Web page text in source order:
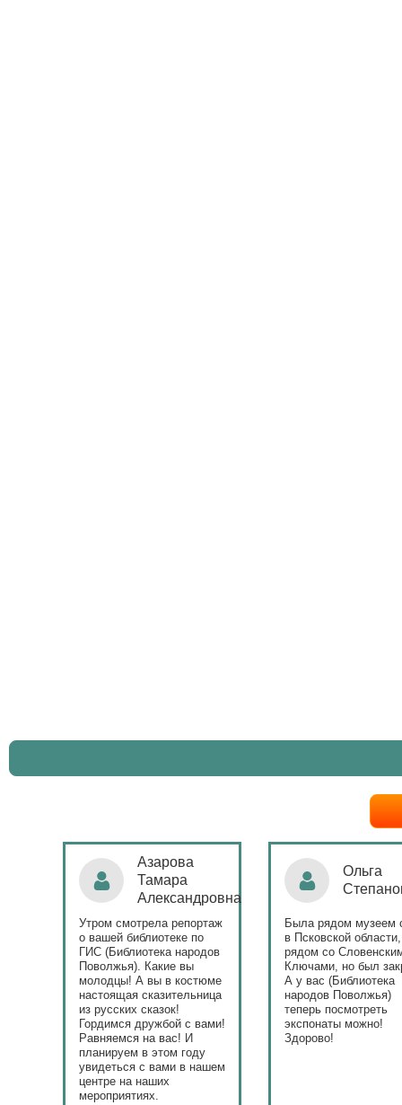
Ольга
Степанова
Была рядом музеем сето
в Псковской области,
рядом со Словенскими
Ключами, но был закрыт.
А у вас (Библиотека
народов Поволжья)
теперь посмотреть
экспонаты можно!
Здорово!
Наталья
Поздравляю
народов Поволжья с
уникальным стартом
тематического года!
и остальные
приносят людям